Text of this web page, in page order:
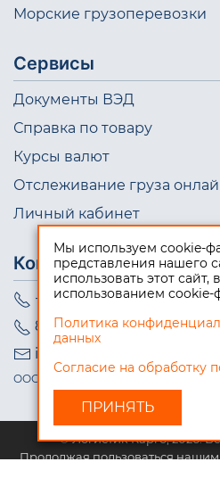
Морские грузоперевозки
Сервисы
Документы ВЭД
Справка по товару
Курсы валют
Отслеживание груза
Личный кабинет
Контакты
+7 (495) 723-10-98
8 (800) 550-08-99
info@logistic-cargo.ru
ООО "Логистик Карго", ИНН
© Логистик Карго, 2026.
Продолжая пользоваться нашим
Мы используем cookie-
представления нашего
использовать этот сайт,
использованием cookie-
Политика
данных
Согласие на обработку